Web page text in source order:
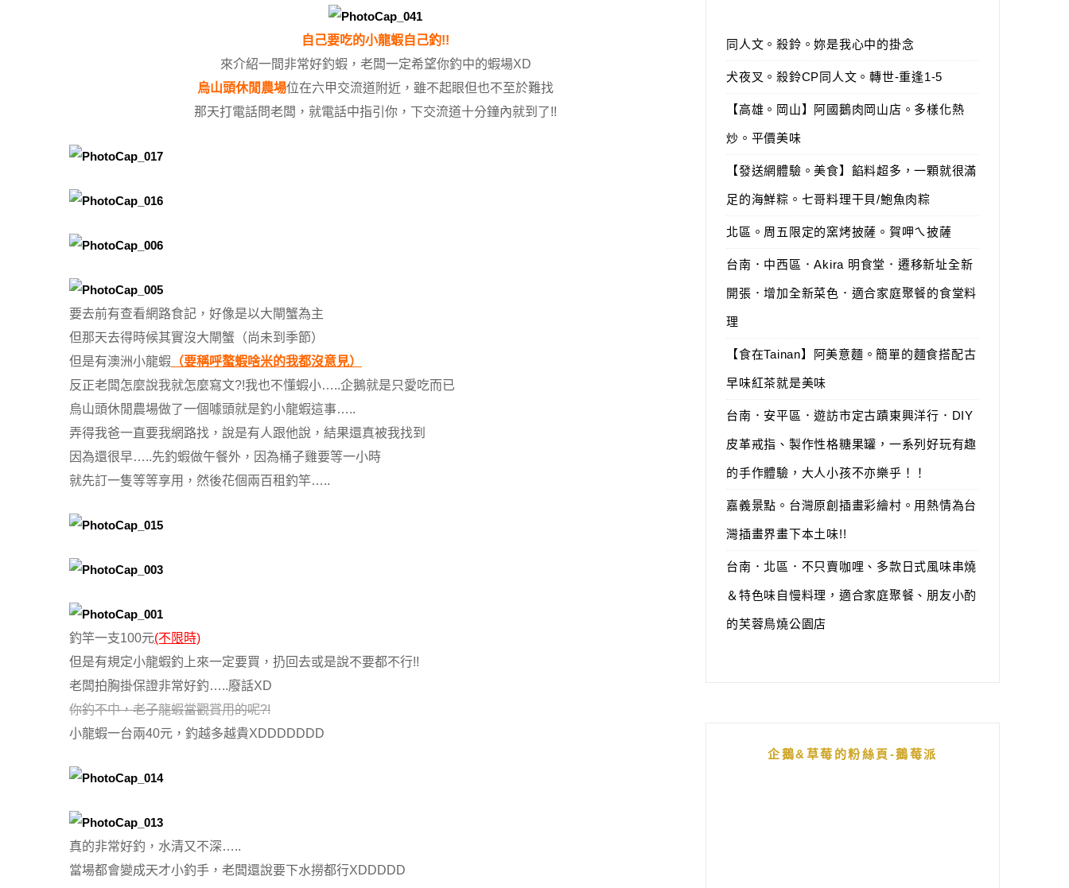
自己要吃的小龍蝦自己釣!!
來介紹一間非常好釣蝦，老闆一定希望你釣中的蝦場XD
烏山頭休閒農場位在六甲交流道附近，雖不起眼但也不至於難找
那天打電話問老闆，就電話中指引你，下交流道十分鐘內就到了!!
要去前有查看網路食記，好像是以大閘蟹為主
但那天去得時候其實沒大閘蟹（尚未到季節）
但是有澳洲小龍蝦 （要稱呼螯蝦啥米的我都沒意見）
反正老闆怎麼說我就怎麼寫文?!我也不懂蝦小…..企鵝就是只愛吃而已
烏山頭休閒農場做了一個噱頭就是釣小龍蝦這事…..
弄得我爸一直要我網路找，說是有人跟他說，結果還真被我找到
因為還很早…..先釣蝦做午餐外，因為桶子雞要等一小時
就先訂一隻等等享用，然後花個兩百租釣竿…..
釣竿一支100元(不限時)
但是有規定小龍蝦釣上來一定要買，扔回去或是說不要都不行!!
老闆拍胸掛保證非常好釣…..廢話XD
你釣不中，老子龍蝦當觀賞用的呢?!
小龍蝦一台兩40元，釣越多越貴XDDDDDDD
真的非常好釣，水清又不深…..
當場都會變成天才小釣手，老闆還說要下水撈都行XDDDDD
同人文。殺鈴。妳是我心中的掛念
犬夜叉。殺鈴CP同人文。轉世-重逢1-5
【高雄。岡山】阿國鵝肉岡山店。多樣化熱
炒。平價美味
【發送網體驗。美食】餡料超多，一顆就很滿
足的海鮮粽。七哥料理干貝/鮑魚肉粽
北區。周五限定的窯烤披薩。賀呷ㄟ披薩
台南．中西區．Akira 明食堂．遷移新址全新
開張．增加全新菜色．適合家庭聚餐的食堂料
理
【食在Tainan】阿美意麵。簡單的麵食搭配古
早味紅茶就是美味
台南．安平區．遊訪市定古蹟東興洋行．DIY
皮革戒指、製作性格糖果罐，一系列好玩有趣
的手作體驗，大人小孩不亦樂乎！！
嘉義景點。台灣原創插畫彩繪村。用熱情為台
灣插畫界畫下本土味!!
台南．北區．不只賣咖哩、多款日式風味串燒
＆特色味自慢料理，適合家庭聚餐、朋友小酌
的芙蓉鳥燒公園店
企鵝&草莓的粉絲頁-鵝莓派